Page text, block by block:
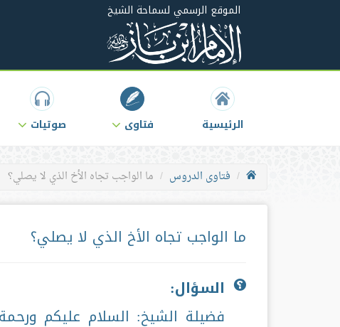
الموقع الرسمي لسماحة الشيخ
الرئيسية فتاوى صوتيات
فتاوى الدروس ما الواجب تجاه الأخ الذي لا يصلي؟
ما الواجب تجاه الأخ الذي لا يصلي؟
السؤال:
فضيلة الشيخ: السلام عليكم